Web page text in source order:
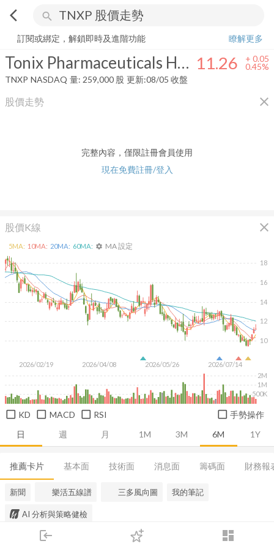
arrow_back_ios search
login dashboard
下單
Tonix Pharmaceuticals Holding Corp.
訂閱或綁定，解鎖即時及進階功能
瞭解更多
Tonix Pharmaceuticals Holding Corp. 11.26 + 0.05
0.45%
TNXP NASDAQ 量: 259,000 股 更新:08/05 收盤
股價走勢 close
完整內容，僅限註冊會員使用
現在免費註冊/登入
股價K線 close
日 週 月 1M 3M 6M 1Y
2026/02/19 2026/04/08 2026/05/26 2026/07/14
10
12
14
16
18
500K
1M
2M
5MA: 10MA: 20MA: 60MA: settings MA 設定
KD MACD RSI 手勢操作
推薦卡片 基本面 技術面 消息面 籌碼面 財務報
新聞 樂活五線譜 三多風向圖 我的筆記
AI 分析與策略健檢